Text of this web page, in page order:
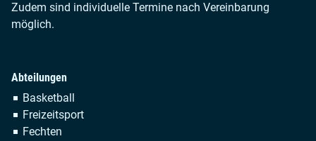
Zudem sind individuelle Termine nach Vereinbarung
möglich.
Abteilungen
Navigation
überspringen
Basketball
Freizeitsport
Fechten